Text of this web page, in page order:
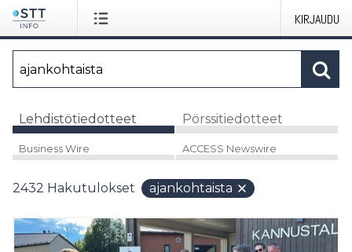
KIRJAUDU
Lehdistötiedotteet Pörssitiedotteet
Business Wire ACCESS Newswire
2432 Hakutulokset ajankohtaista